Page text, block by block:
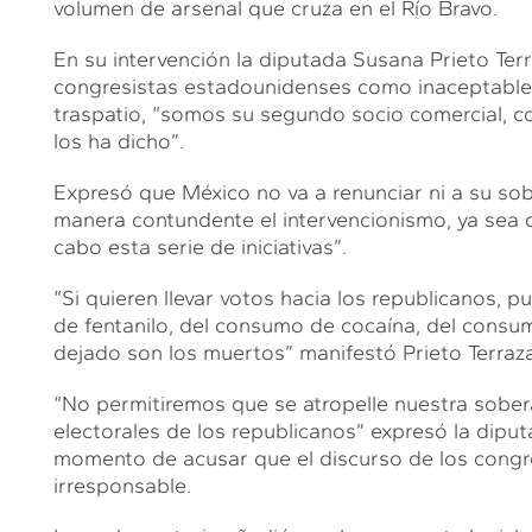
volumen de arsenal que cruza en el Río Bravo.
En su intervención la diputada Susana Prieto
congresistas estadounidenses como
traspatio, “somos su segundo socio comercial,
los ha dicho”.
Expresó que México no va a renunciar ni a su
manera contundente el intervencionismo, ya
cabo esta serie de iniciativas”.
“Si quieren llevar votos hacia los republicanos,
de fentanilo, del consumo de cocaína, del
dejado son los muertos” manifestó Prieto
“No permitiremos que se atropelle nuestra
electorales de los republicanos” expresó la
momento de acusar que el discurso de los
irresponsable.